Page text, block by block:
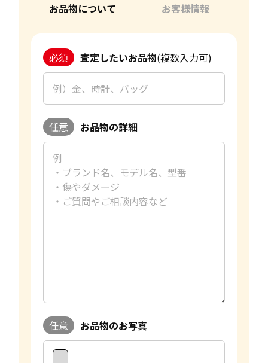
お品物について
お客様情報
必須 査定したいお品物(複数入力可)
任意 お品物の詳細
任意 お品物のお写真